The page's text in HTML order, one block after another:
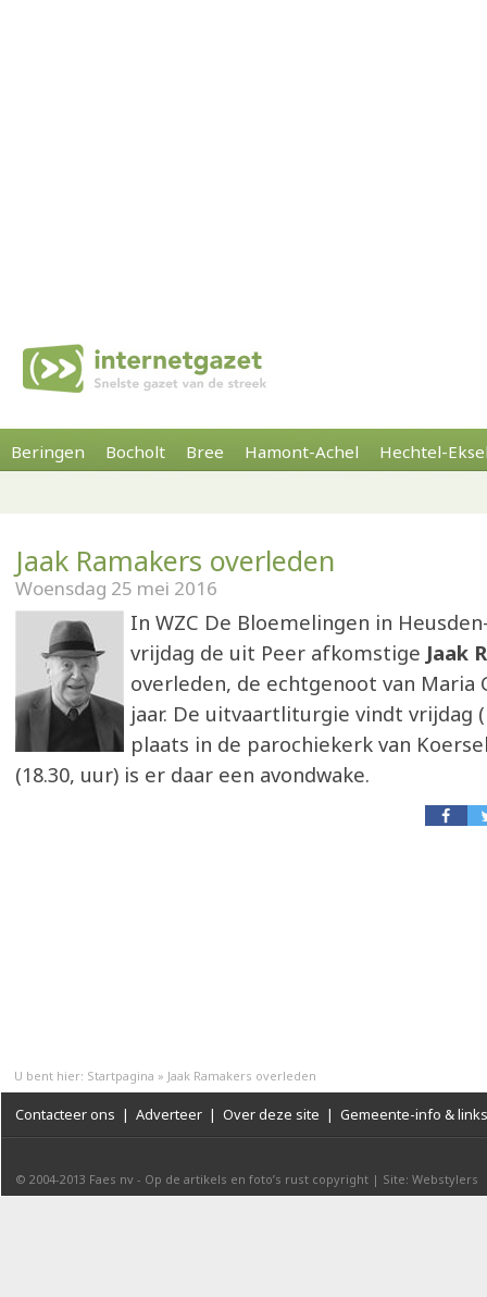
Beringen Bocholt Bree Hamont-Achel Hechtel-
Jaak Ramakers overleden
Woensdag 25 mei 2016
In WZC De Bloemelingen in
vrijdag de uit Peer afkomstige Jaak
overleden, de echtgenoot van Maria
jaar. De uitvaartliturgie vindt vrijdag
plaats in de parochiekerk van
(18.30, uur) is er daar een avondwake.
U bent hier: Startpagina » Jaak Ramakers overleden
Contacteer ons | Adverteer | Over deze site | Gemeente-info & links
© 2004-2013 Faes nv - Op de artikels en foto’s rust copyright | Site: Webstylers